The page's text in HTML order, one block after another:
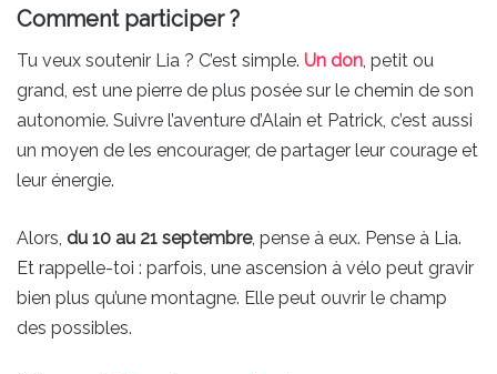
Comment participer ?
Tu veux soutenir Lia ? C’est simple. Un don, petit ou
grand, est une pierre de plus posée sur le chemin de son
autonomie. Suivre l’aventure d’Alain et Patrick, c’est aussi
un moyen de les encourager, de partager leur courage et
leur énergie.
Alors, du 10 au 21 septembre, pense à eux. Pense à Lia.
Et rappelle-toi : parfois, une ascension à vélo peut gravir
bien plus qu’une montagne. Elle peut ouvrir le champ
des possibles.